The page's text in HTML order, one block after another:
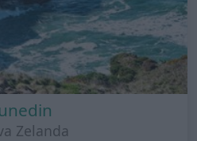
Zelanda